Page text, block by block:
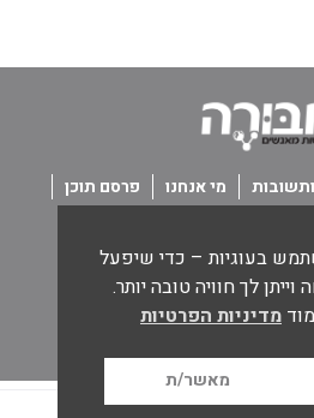
בעוגיות – כדי שיפעל
לך חוויה טובה יותר.
מדיניות הפרטיות
מאשר/ת
מי אנחנו
פרסם תוכן
חבורה - חדשות מאנשים